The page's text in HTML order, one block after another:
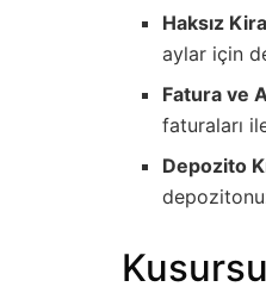
Haksız
aylar için
Fatura ve
faturaları
Depozito